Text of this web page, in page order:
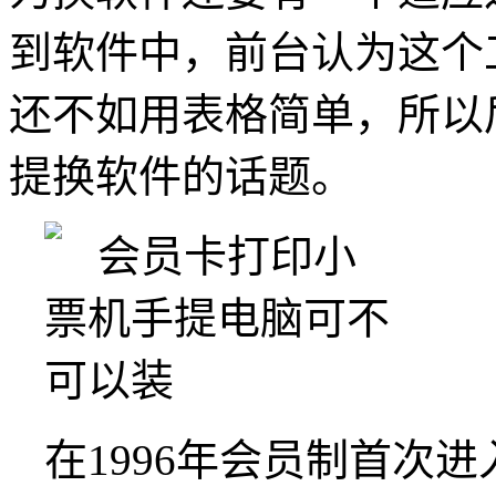
到软件中，前台认为这
还不如用表格简单，所
提换软件的话题。
在1996年会员制首次